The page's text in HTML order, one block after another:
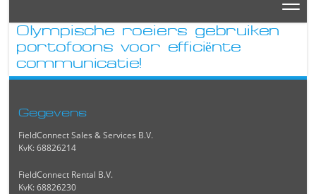
Olympische roeiers gebruiken
portofoons voor efficiënte
communicatie!
Gegevens
FieldConnect Sales & Services B.V.
KvK: 68826214
FieldConnect Rental B.V.
KvK: 68826230